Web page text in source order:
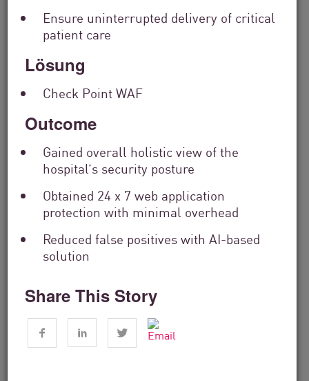
Ensure uninterrupted delivery of critical
patient care
Lösung
Check Point WAF
Outcome
Gained overall holistic view of the
hospital’s security posture
Obtained 24 x 7 web application
protection with minimal overhead
Reduced false positives with AI-based
solution
Share This Story
Finanzdienstleistungen
From Dashboard Chaos To A Single
Risk Score:...
Jetzt lesen